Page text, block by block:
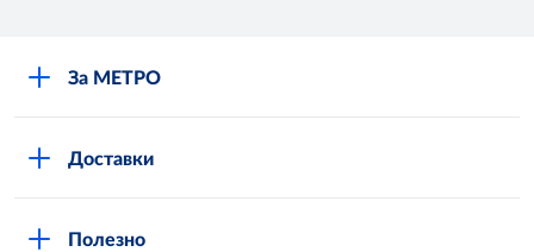
За МЕТРО
Доставки
Полезно